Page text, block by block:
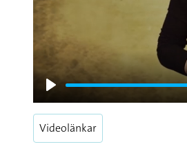
Play
Videolänkar